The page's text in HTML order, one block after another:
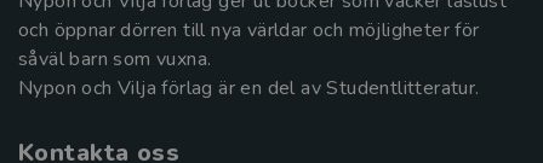
och öppnar dörren till nya världar och möjligheter för
såväl barn som vuxna.
Nypon och Vilja förlag är en del av Studentlitteratur.
Kontakta oss